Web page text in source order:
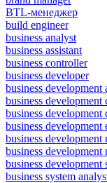
BTL-менеджер
build engineer
business analyst
business assistant
business controller
business developer
business development
business development
business development
business development
business development
business development
business development
business system